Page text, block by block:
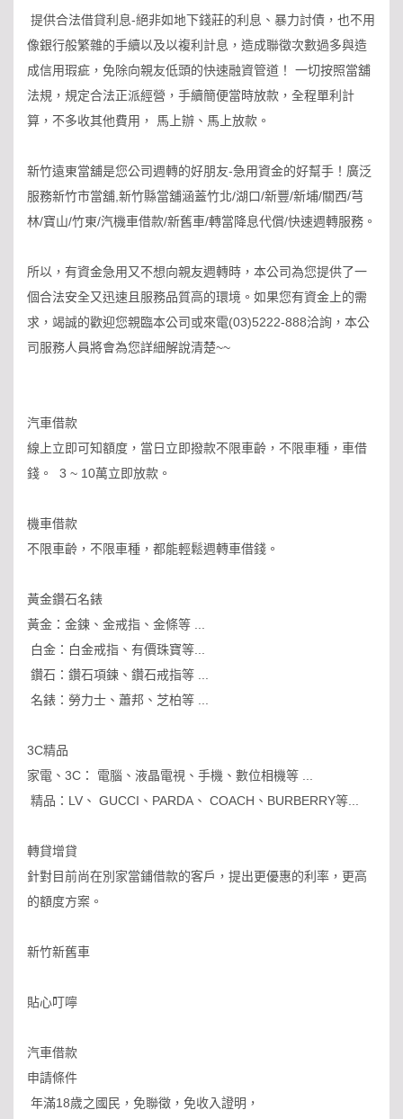
提供合法借貸利息-絕非如地下錢莊的利息、暴力討債，也不用
像銀行般繁雜的手續以及以複利計息，造成聯徵次數過多與造
成信用瑕疵，免除向親友低頭的快速融資管道！ 一切按照當舖
法規，規定合法正派經營，手續簡便當時放款，全程單利計
算，不多收其他費用， 馬上辦、馬上放款。
新竹遠東當舖是您公司週轉的好朋友-急用資金的好幫手！廣泛
服務新竹市當舖,新竹縣當舖涵蓋竹北/湖口/新豐/新埔/關西/芎
林/寶山/竹東/汽機車借款/新舊車/轉當降息代償/快速週轉服務。
所以，有資金急用又不想向親友週轉時，本公司為您提供了一
個合法安全又迅速且服務品質高的環境。如果您有資金上的需
求，竭誠的歡迎您親臨本公司或來電(03)5222-888洽詢，本公
司服務人員將會為您詳細解說清楚~~
汽車借款
線上立即可知額度，當日立即撥款不限車齡，不限車種，車借
錢。 3 ~ 10萬立即放款。
機車借款
不限車齡，不限車種，都能輕鬆週轉車借錢。
黃金鑽石名錶
黃金：金鍊、金戒指、金條等 ...
白金：白金戒指、有價珠寶等...
鑽石：鑽石項鍊、鑽石戒指等 ...
名錶：勞力士、蕭邦、芝柏等 ...
3C精品
家電、3C： 電腦、液晶電視、手機、數位相機等 ...
精品：LV、 GUCCI、PARDA、 COACH、BURBERRY等...
轉貸增貸
針對目前尚在別家當鋪借款的客戶，提出更優惠的利率，更高
的額度方案。
新竹新舊車
貼心叮嚀
汽車借款
申請條件
年滿18歲之國民，免聯徵，免收入證明，